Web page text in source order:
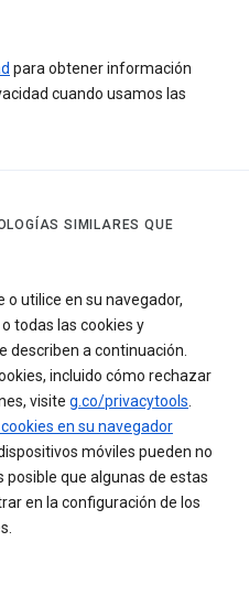
para obtener información
cuando usamos las
SIMILARES QUE
o utilice en su navegador,
todas las cookies y
describen a continuación.
incluido cómo rechazar
visite g.co/privacytools.
en su navegador
móviles pueden no
posible que algunas de estas
en la configuración de los